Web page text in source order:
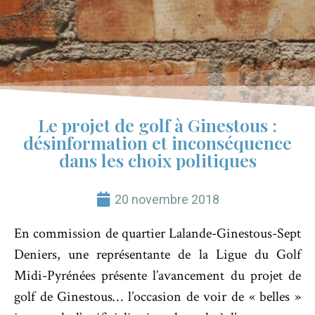
Le projet de golf à Ginestous :
désinformation et inconséquence
dans les choix politiques
20 novembre 2018
En commission de quartier Lalande-Ginestous-Sept
Deniers, une représentante de la Ligue du Golf
Midi-Pyrénées présente l’avancement du projet de
golf de Ginestous… l’occasion de voir de « belles »